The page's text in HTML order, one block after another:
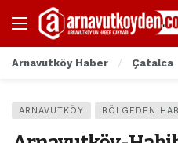
Arnavutköy Haber Çatalca
ARNAVUTKÖY BÖLGEDEN